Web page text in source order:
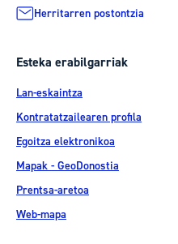
Herritarren postontzia
Esteka erabilgarriak
Lan-eskaintza
Kontratatzailearen profila
Egoitza elektronikoa
Mapak - GeoDonostia
Prentsa-aretoa
Web-mapa